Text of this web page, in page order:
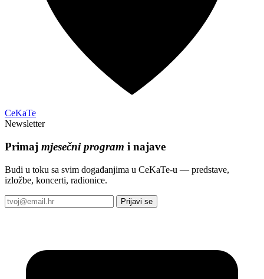
CeKaTe
Newsletter
Primaj mjesečni program i najave
Budi u toku sa svim događanjima u CeKaTe-u — predstave,
izložbe, koncerti, radionice.
Prijavi se